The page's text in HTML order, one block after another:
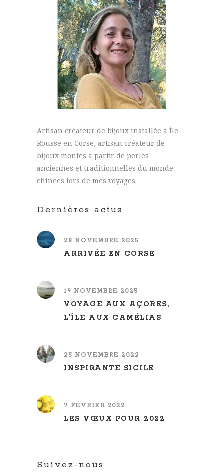
Artisan créateur de bijoux installée à Île
Rousse en Corse, artisan créateur de
bijoux montés à partir de perles
anciennes et traditionnelles du monde
chinées lors de mes voyages.
Dernières actus
28 NOVEMBRE 2025
ARRIVÉE EN CORSE
19 NOVEMBRE 2025
VOYAGE AUX AÇORES,
L’ÎLE AUX CAMÉLIAS
25 NOVEMBRE 2022
INSPIRANTE SICILE
7 FÉVRIER 2022
LES VŒUX POUR 2022
Suivez-nous